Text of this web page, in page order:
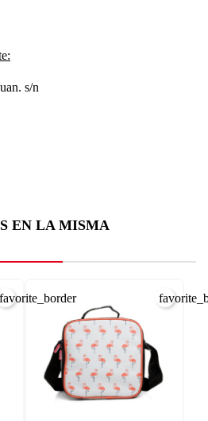
s/n
EN LA MISMA
favorite_border